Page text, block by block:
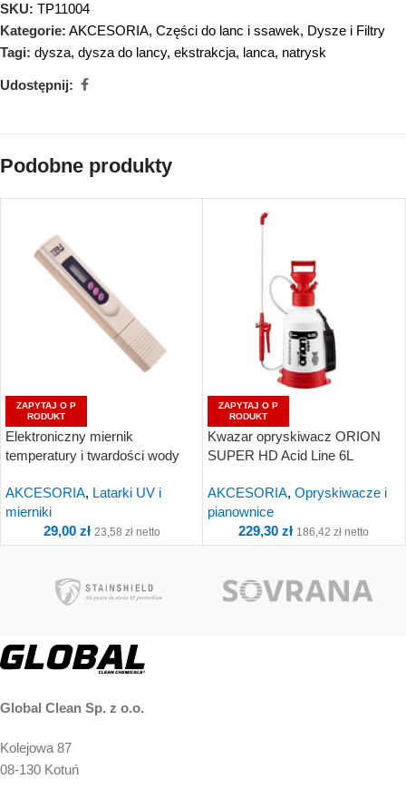
SKU: TP11004
Kategorie: AKCESORIA, Części do lanc i ssawek, Dysze i Filtry
Tagi: dysza, dysza do lancy, ekstrakcja, lanca, natrysk
Udostępnij:
Podobne produkty
ZAPYTAJ O P
RODUKT
Elektroniczny miernik
temperatury i twardości wody
AKCESORIA, Latarki UV i
mierniki
29,00 zł 23,58 złnetto
Kup i otrzymaj 3 Punkty!
ZAPYTAJ O P
RODUKT
Kwazar opryskiwacz ORION
SUPER HD Acid Line 6L
AKCESORIA, Opryskiwacze i
pianownice
229,30 zł 186,42 zł netto
Kup i otrzymaj 23
Global Clean Sp. z o.o.
Kolejowa 87
08-130 Kotuń